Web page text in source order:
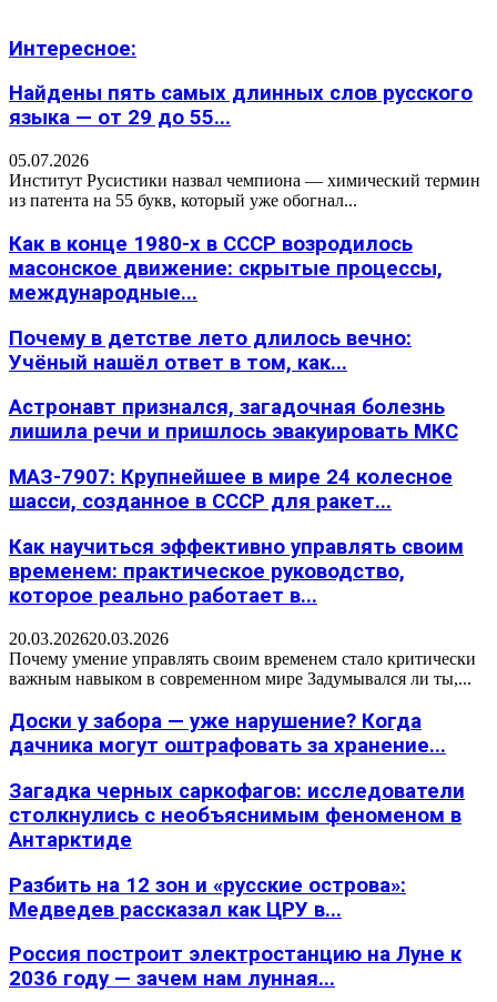
Интересное:
Найдены пять самых длинных слов русского
языка — от 29 до 55...
05.07.2026
Институт Русистики назвал чемпиона — химический термин
из патента на 55 букв, который уже обогнал...
Как в конце 1980-х в СССР возродилось
масонское движение: скрытые процессы,
международные...
Почему в детстве лето длилось вечно:
Учёный нашёл ответ в том, как...
Астронавт признался, загадочная болезнь
лишила речи и пришлось эвакуировать МКС
МАЗ-7907: Крупнейшее в мире 24 колесное
шасси, созданное в СССР для ракет...
Как научиться эффективно управлять своим
временем: практическое руководство,
которое реально работает в...
20.03.202620.03.2026
Почему умение управлять своим временем стало критически
важным навыком в современном мире Задумывался ли ты,...
Доски у забора — уже нарушение? Когда
дачника могут оштрафовать за хранение...
Загадка черных саркофагов: исследователи
столкнулись с необъяснимым феноменом в
Антарктиде
Разбить на 12 зон и «русские острова»:
Медведев рассказал как ЦРУ в...
Россия построит электростанцию на Луне к
2036 году — зачем нам лунная...